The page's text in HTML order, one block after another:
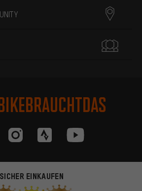
SICHER EINKAUFEN